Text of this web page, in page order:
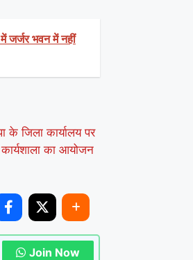
में जर्जर भवन में नहीं
के जिला कार्यालय पर
कार्यशाला का आयोजन
Join Now